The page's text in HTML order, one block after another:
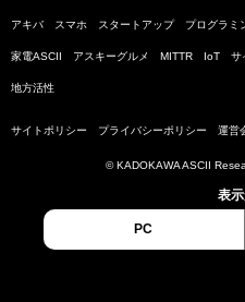
アキバ スマホ スタートアップ プログラミ
家電ASCII アスキーグルメ MITTR IoT サ
地方活性
サイトポリシー プライバシーポリシー 運営
© KADOKAWA ASCII
表
PC